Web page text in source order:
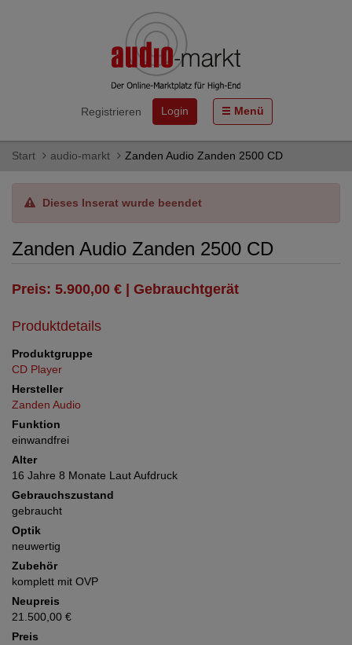
Registrieren Login Menü
Start audio-markt Zanden Audio Zanden 2500 CD
Dieses Inserat wurde beendet
Zanden Audio Zanden 2500 CD
Preis: 5.900,00 € | Gebrauchtgerät
Produktdetails
Produktgruppe
CD Player
Hersteller
Zanden Audio
Funktion
einwandfrei
Alter
16 Jahre 8 Monate Laut Aufdruck
Gebrauchszustand
gebraucht
Optik
neuwertig
Zubehör
komplett mit OVP
Neupreis
21.500,00 €
Preis